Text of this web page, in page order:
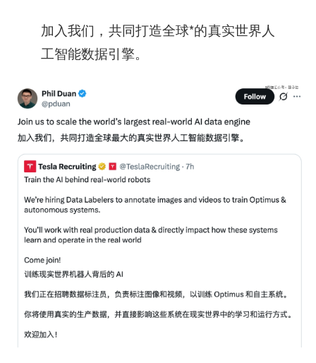
加入我们，共同打造全球*的真实世界人
工智能数据引擎。